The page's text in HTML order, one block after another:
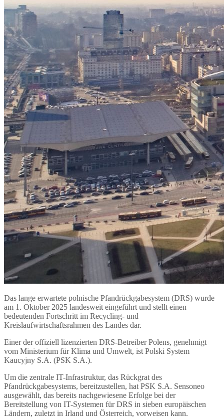
Das lange erwartete polnische Pfandrückgabesystem (DRS) wurde
am 1. Oktober 2025 landesweit eingeführt und stellt einen
bedeutenden Fortschritt im Recycling- und
Kreislaufwirtschaftsrahmen des Landes dar.
Einer der offiziell lizenzierten DRS-Betreiber Polens, genehmigt
vom Ministerium für Klima und Umwelt, ist Polski System
Kaucyjny S.A. (PSK S.A.).
Um die zentrale IT-Infrastruktur, das Rückgrat des
Pfandrückgabesystems, bereitzustellen, hat PSK S.A. Sensoneo
ausgewählt, das bereits nachgewiesene Erfolge bei der
Bereitstellung von IT-Systemen für DRS in sieben europäischen
Ländern, zuletzt in Irland und Österreich, vorweisen kann.